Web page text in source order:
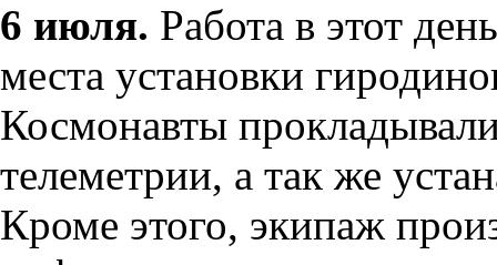
6 июля. Работа в этот
места установки
Космонавты
телеметрии, а так же
Кроме этого, экипаж